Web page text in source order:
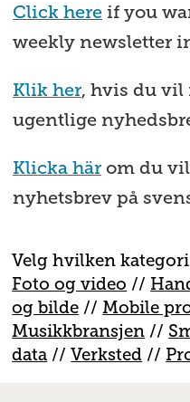
Click hereif you
weekly newsletter
Klik her, hvis du vil
ugentlige
Klicka härom du
nyhetsbrev på
Velg hvilken
Foto og video //
og bilde //Mobile
Musikkbransjen // S
data //Verksted //